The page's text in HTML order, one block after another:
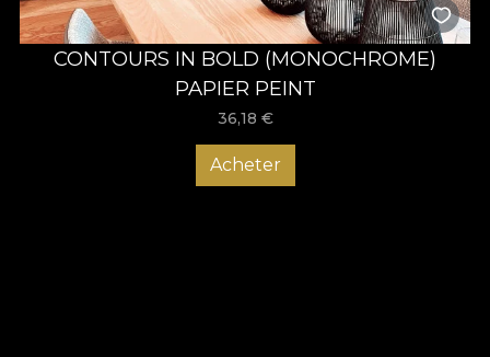
CONTOURS IN BOLD (MONOCHROME)
PAPIER PEINT
36,18 €
Acheter